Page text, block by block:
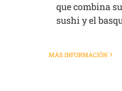
que combina
sushi y el
MÁS INFORMACIÓN